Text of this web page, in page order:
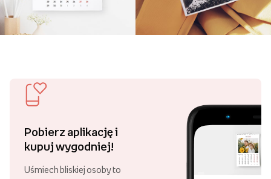
Pobierz aplikację i
kupuj wygodniej!
Uśmiech bliskiej osoby to